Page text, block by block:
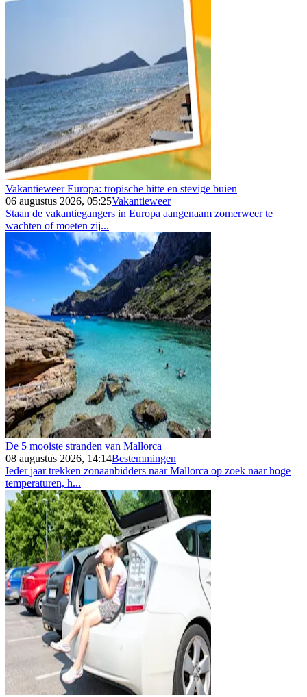
Vakantieweer Europa: tropische hitte en stevige buien
06 augustus 2026, 05:25Vakantieweer
Staan de vakantiegangers in Europa aangenaam zomerweer te
wachten of moeten zij...
De 5 mooiste stranden van Mallorca
08 augustus 2026, 14:14Bestemmingen
Ieder jaar trekken zonaanbidders naar Mallorca op zoek naar hoge
temperaturen, h...